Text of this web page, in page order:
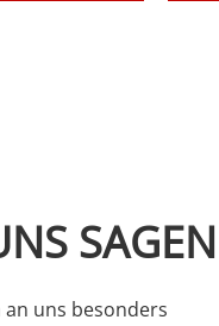
SAGEN
uns besonders